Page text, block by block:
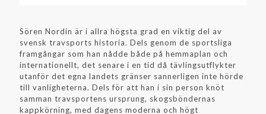
Sören Nordin är i allra högsta grad en viktig del av
svensk travsports historia. Dels genom de sportsliga
framgångar som han nådde både på hemmaplan och
internationellt, det senare i en tid då tävlingsutflykter
utanför det egna landets gränser sannerligen inte hörde
till vanligheterna. Dels för att han i sin person knöt
samman travsportens ursprung, skogsböndernas
kappkörning, med dagens moderna och högt